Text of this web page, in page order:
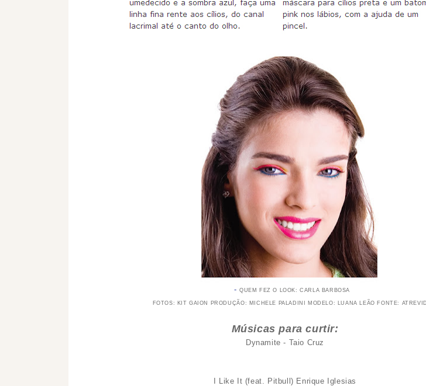
QUEM FEZ O LOOK: CARLA BARBOSA
FOTOS: KIT GAION PRODUÇÃO: MICHELE PALADINI MODELO: LUANA LEÃO FONTE:
Músicas para curtir:
Dynamite - Taio Cruz
I Like It (feat. Pitbull) Enrique Iglesias